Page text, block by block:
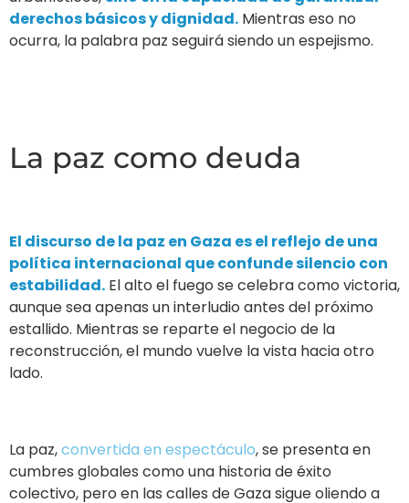
derechos básicos y dignidad. Mientras eso no
ocurra, la palabra paz seguirá siendo un espejismo.
La paz como deuda
El discurso de la paz en Gaza es el reflejo de una
política internacional que confunde silencio con
estabilidad. El alto el fuego se celebra como victoria,
aunque sea apenas un interludio antes del próximo
estallido. Mientras se reparte el negocio de la
reconstrucción, el mundo vuelve la vista hacia otro
lado.
La paz,convertida en espectáculo, se presenta en
cumbres globales como una historia de éxito
colectivo, pero en las calles de Gaza sigue oliendo a